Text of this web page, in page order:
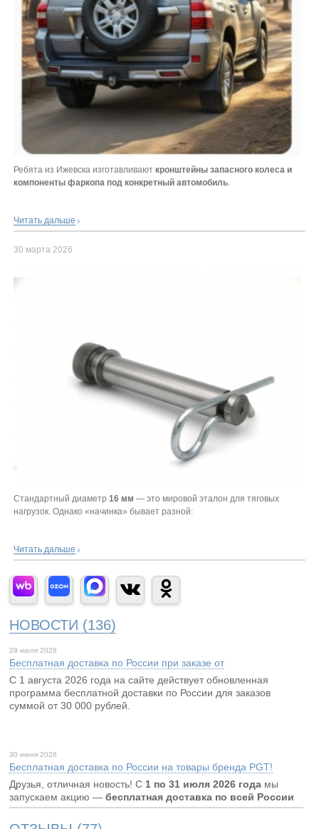
Ребята из Ижевска изготавливаюткронштейны запасного колеса и
компоненты фаркопа под конкретный автомобиль.
Читать дальше
30 марта 2026
Стандартный диаметр 16 мм — это мировой эталон для тяговых
нагрузок. Однако «начинка» бывает разной:
Читать дальше
НОВОСТИ (136)
28 июля 2026
Бесплатная доставка по России при заказе от
С 1 августа 2026 года на сайте действует обновленная
программа бесплатной доставки по России для заказов
суммой от 30 000 рублей.
30 июня 2026
Бесплатная доставка по России на товары бренда PGT!
Друзья, отличная новость! С 1 по 31 июля 2026 года мы
запускаем акцию —бесплатная доставка по всей России